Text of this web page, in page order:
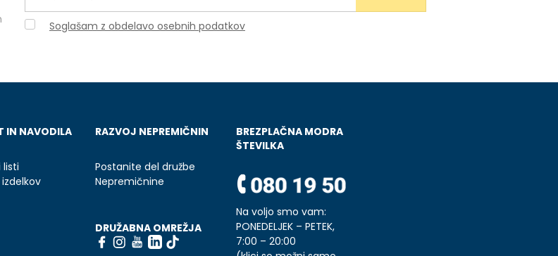
Soglašam z obdelavo osebnih podatkov
IN NAVODILA
listi
RAZVOJ NEPREMIČNIN
Postanite del družbe
Nepremičnine
DRUŽABNA OMREŽJA
BREZPLAČNA MODRA
ŠTEVILKA
Na voljo smo vam:
PONEDELJEK – PETEK,
7:00 – 20:00